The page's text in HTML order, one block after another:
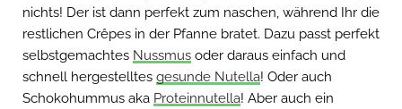
nichts! Der ist dann perfekt zum naschen, während Ihr die
restlichen Crêpes in der Pfanne bratet. Dazu passt perfekt
selbstgemachtes Nussmus oder daraus einfach und
schnell hergestelltes gesunde Nutella! Oder auch
Schokohummus aka Proteinnutella! Aber auch ein